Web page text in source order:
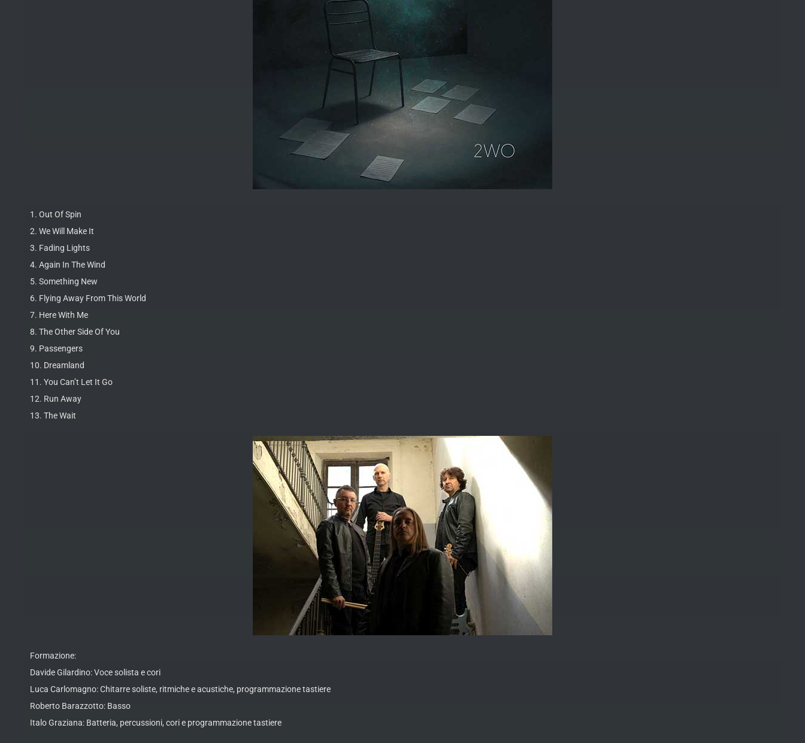
1. Out Of Spin
2. We Will Make It
3. Fading Lights
4. Again In The Wind
5. Something New
6. Flying Away From This World
7. Here With Me
8. The Other Side Of You
9. Passengers
10. Dreamland
11. You Can’t Let It Go
12. Run Away
13. The Wait
Formazione:
Davide Gilardino: Voce solista e cori
Luca Carlomagno: Chitarre soliste, ritmiche e acustiche, programmazione tastiere
Roberto Barazzotto: Basso
Italo Graziana: Batteria, percussioni, cori e programmazione tastiere